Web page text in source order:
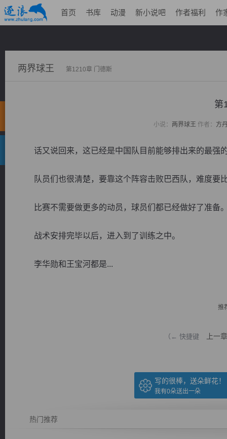
首页 书库 动漫 新小说吧 作者福利 作
两界球王 第1210章 门德斯
第
小说： 两界球王作者： 方
话又说回来，这已经是中国队目前能够排出来的最强
队员们也很清楚，要靠这个阵容击败巴西队，难度要
比赛不需要做更多的动员，球员们都已经做好了准备
战术安排完毕以后，进入到了训练之中。
李华勋和王宝河都是...
推
（← 快捷键 上一章
写的很棒，送朵鲜花！
我有0朵送出一朵
热门推荐